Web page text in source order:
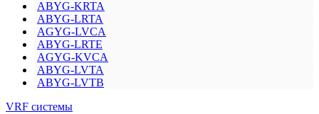
ABYG-KRTA
ABYG-LRTA
AGYG-LVCA
ABYG-LRTE
AGYG-KVCA
ABYG-LVTA
ABYG-LVTB
VRF системы